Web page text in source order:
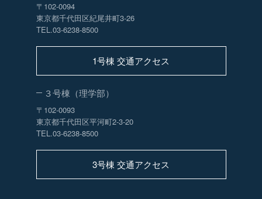
〒102-0094
東京都千代田区紀尾井町3-26
TEL.03-6238-8500
1号棟 交通アクセス
３号棟（理学部）
〒102-0093
東京都千代田区平河町2-3-20
TEL.03-6238-8500
3号棟 交通アクセス